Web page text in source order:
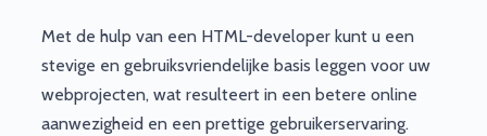
Met de hulp van een HTML-developer kunt u een
stevige en gebruiksvriendelijke basis leggen voor uw
webprojecten, wat resulteert in een betere online
aanwezigheid en een prettige gebruikerservaring.